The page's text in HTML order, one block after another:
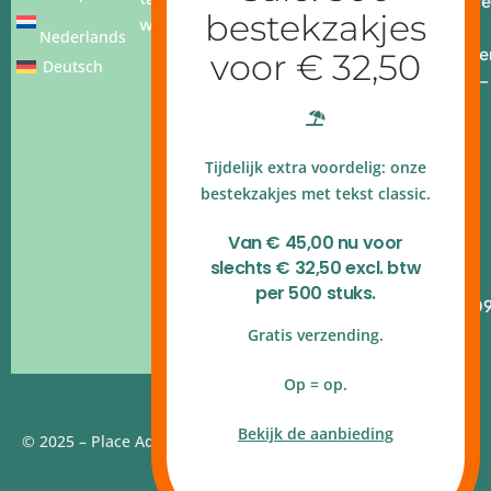
Nederlands
Deutsch
webshop
add.nl
Ma - vr: 9.00 –
Google
reviews
140.54.790
B.T.W.nr
© 2025 – Place Add | Website doorWebstudio 7
Tijdelijk extra voordelig: onze
bestekzakjes met tekst classic.
Van € 45,00 nu voor
slechts € 32,50 excl. btw
per 500 stuks.
Gratis verzending.
Op = op.
Bekijk de aanbieding